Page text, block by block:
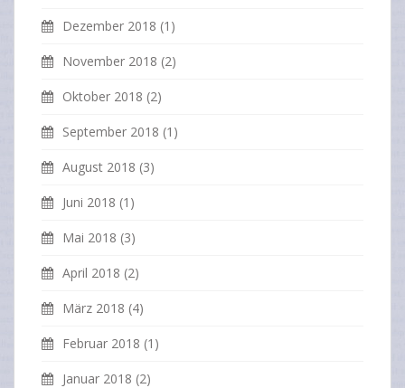
Dezember 2018 (1)
November 2018 (2)
Oktober 2018 (2)
September 2018 (1)
August 2018 (3)
Juni 2018 (1)
Mai 2018 (3)
April 2018 (2)
März 2018 (4)
Februar 2018 (1)
Januar 2018 (2)